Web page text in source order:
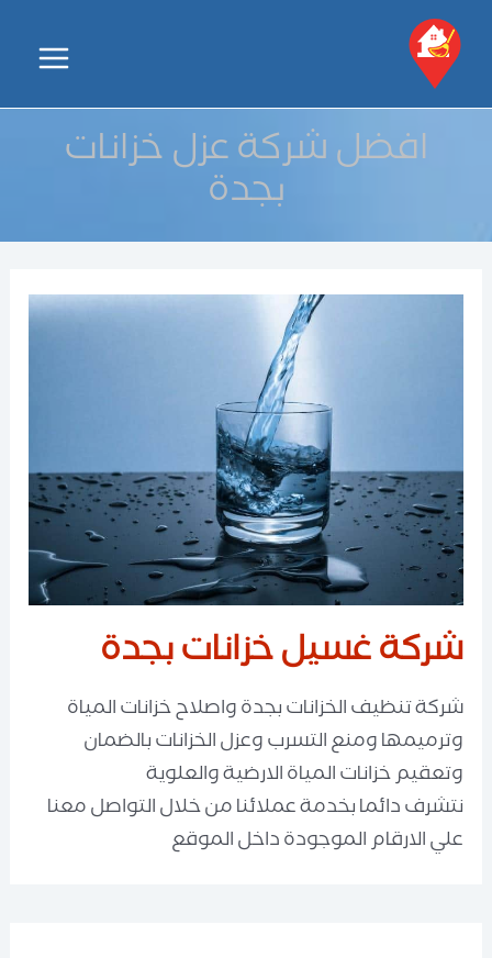
تخطي
المحتوى
Main
Menuافضل شركة عزل خزانات
بجدة
شركة غسيل خزانات بجدة
شركة تنظيف الخزانات بجدة واصلاح خزانات المياة
وترميمها ومنع التسرب وعزل الخزانات بالضمان
وتعقيم خزانات المياة الارضية والعلوية
نتشرف دائما بخدمة عملائنا من خلال التواصل معنا
علي الارقام الموجودة داخل الموقع